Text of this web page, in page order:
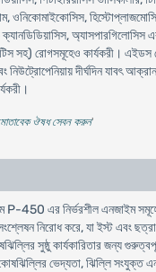
ওনিকোমাইকোসিস,
অ্যাসপারগিলোসিস
সহ) রোগসমূহেও কার্যকরী। এইডস
দীর্ঘদিন যাবৎ
মোতাবেক ঔষধ সেবন করুন'
P-450 এর নির্ভরশীল এনজাইম
নিরোধ করে, যা ইস্ট এবং
সুষ্ঠু কার্যকারিতার জন্য
ভেদ্যতা, ঝিল্লি সংযুক্ত